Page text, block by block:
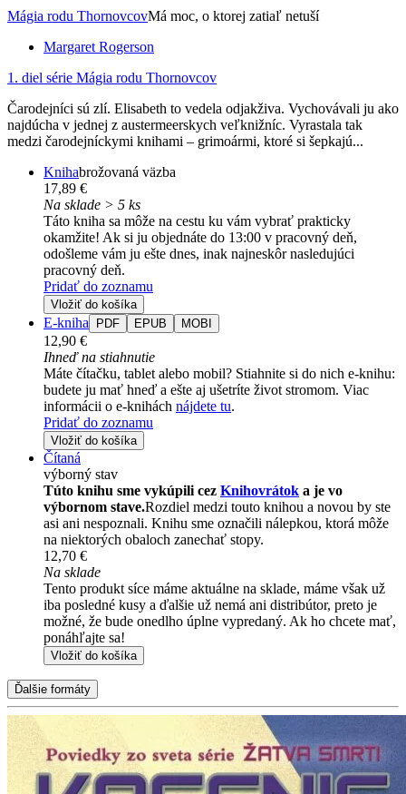
Mágia rodu ThornovcovMá moc, o ktorej zatiaľ netuší
Margaret Rogerson
1. diel série Mágia rodu Thornovcov
Čarodejníci sú zlí. Elisabeth to vedela odjakživa. Vychovávali ju ako
najdúcha v jednej z austermeerskych veľknižníc. Vyrastala tak
medzi čarodejníckymi knihami – grimoármi, ktoré si šepkajú...
Knihabrožovaná väzba
17,89 €
Na sklade > 5 ks
Táto kniha sa môže na cestu ku vám vybrať prakticky
okamžite! Ak si ju objednáte do 13:00 v pracovný deň,
odošleme vám ju ešte dnes, inak najneskôr nasledujúci
pracovný deň.
Pridať do zoznamu
Vložiť do košíka
E-kniha PDF EPUB MOBI
12,90 €
Ihneď na stiahnutie
Máte čítačku, tablet alebo mobil? Stiahnite si do nich e-knihu:
budete ju mať hneď a ešte aj ušetríte život stromom. Viac
informácii o e-knihách nájdete tu.
Pridať do zoznamu
Vložiť do košíka
Čítaná
výborný stav
Túto knihu sme vykúpili cez Knihovrátok a je vo
výbornom stave.Rozdiel medzi touto knihou a novou by ste
asi ani nespoznali. Knihu sme označili nálepkou, ktorá môže
na niektorých obaloch zanechať stopy.
12,70 €
Na sklade
Tento produkt síce máme aktuálne na sklade, máme však už
iba posledné kusy a ďalšie už nemá ani distribútor, preto je
možné, že bude onedlho úplne vypredaný. Ak ho chcete mať,
ponáhľajte sa!
Vložiť do košíka
Ďalšie formáty